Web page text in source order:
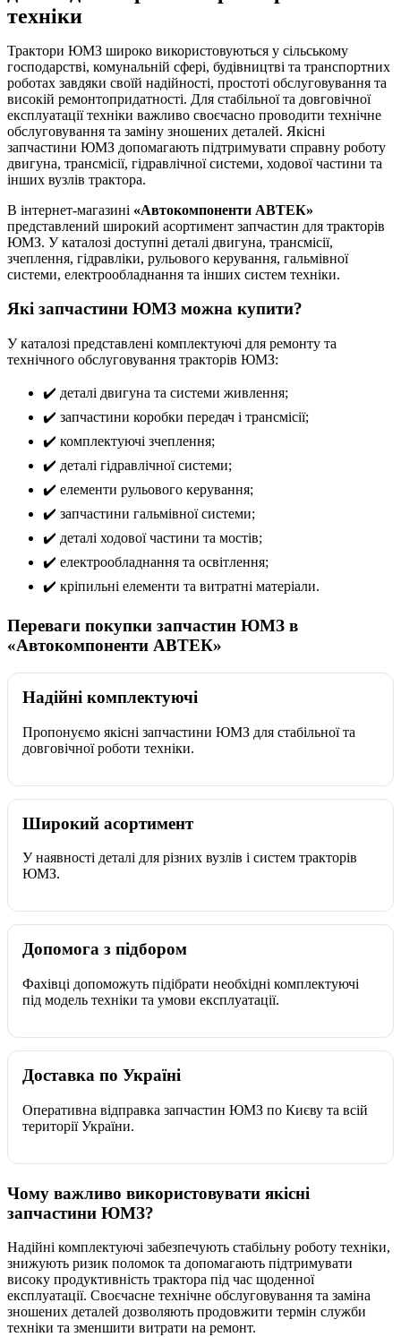
техніки
Трактори ЮМЗ широко використовуються у сільському
господарстві, комунальній сфері, будівництві та транспортних
роботах завдяки своїй надійності, простоті обслуговування та
високій ремонтопридатності. Для стабільної та довговічної
експлуатації техніки важливо своєчасно проводити технічне
обслуговування та заміну зношених деталей. Якісні
запчастини ЮМЗ допомагають підтримувати справну роботу
двигуна, трансмісії, гідравлічної системи, ходової частини та
інших вузлів трактора.
В інтернет-магазині «Автокомпоненти АВТЕК»
представлений широкий асортимент запчастин для тракторів
ЮМЗ. У каталозі доступні деталі двигуна, трансмісії,
зчеплення, гідравліки, рульового керування, гальмівної
системи, електрообладнання та інших систем техніки.
Які запчастини ЮМЗ можна купити?
У каталозі представлені комплектуючі для ремонту та
технічного обслуговування тракторів ЮМЗ:
✔️ деталі двигуна та системи живлення;
✔️ запчастини коробки передач і трансмісії;
✔️ комплектуючі зчеплення;
✔️ деталі гідравлічної системи;
✔️ елементи рульового керування;
✔️ запчастини гальмівної системи;
✔️ деталі ходової частини та мостів;
✔️ електрообладнання та освітлення;
✔️ кріпильні елементи та витратні матеріали.
Переваги покупки запчастин ЮМЗ в
«Автокомпоненти АВТЕК»
Надійні комплектуючі
Пропонуємо якісні запчастини ЮМЗ для стабільної та
довговічної роботи техніки.
Широкий асортимент
У наявності деталі для різних вузлів і систем тракторів
ЮМЗ.
Допомога з підбором
Фахівці допоможуть підібрати необхідні комплектуючі
під модель техніки та умови експлуатації.
Доставка по Україні
Оперативна відправка запчастин ЮМЗ по Києву та всій
території України.
Чому важливо використовувати якісні
запчастини ЮМЗ?
Надійні комплектуючі забезпечують стабільну роботу техніки,
знижують ризик поломок та допомагають підтримувати
високу продуктивність трактора під час щоденної
експлуатації. Своєчасне технічне обслуговування та заміна
зношених деталей дозволяють продовжити термін служби
техніки та зменшити витрати на ремонт.